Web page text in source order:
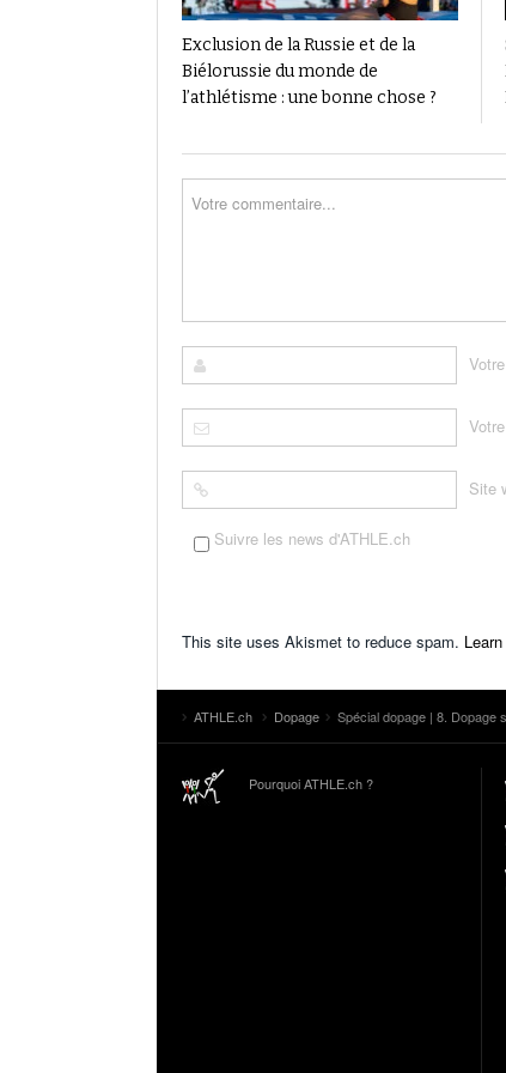
Exclusion de la Russie et de la
Biélorussie du monde de
l’athlétisme : une bonne chose ?
Site
Suivre les news d'ATHLE.ch
This site uses Akismet to reduce spam.
ATHLE.ch Dopage Spécial dopage | 8. Dopage
Pourquoi ATHLE.ch ?